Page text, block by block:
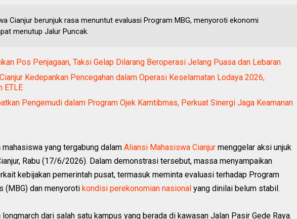
Cianjur berunjuk rasa menuntut evaluasi Program MBG, menyoroti ekonomi
menutup Jalur Puncak.
Pos Penjagaan, Taksi Gelap Dilarang Beroperasi Jelang Puasa dan Lebaran
Kedepankan Pencegahan dalam Operasi Keselamatan Lodaya 2026,
ETLE
Pengemudi dalam Program Ojek Kamtibmas, Perkuat Sinergi Jaga Keamanan
mahasiswa yang tergabung dalam Aliansi Mahasiswa Cianjur menggelar aksi unjuk
Rabu (17/6/2026). Dalam demonstrasi tersebut, massa menyampaikan
kebijakan pemerintah pusat, termasuk meminta evaluasi terhadap Program
(MBG) dan menyoroti kondisi perekonomian nasional yang dinilai belum stabil.
dari salah satu kampus yang berada di kawasan Jalan Pasir Gede Raya.